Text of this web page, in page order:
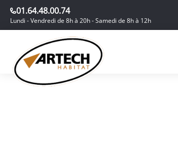
01.64.48.00.74
Lundi - Vendredi de 8h à 20h - Samedi de 8h à 12h